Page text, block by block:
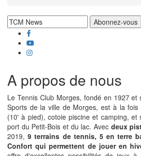
facebook
instagram
A propos de nous
Le Tennis Club Morges, fondé en 1927 et
Sports de la ville de Morges, est à la
(10' à pied), cotoie piscine et camping, et
port du Petit-Bois et du lac. Avec deux
2019,9 terrains de tennis, 5 en terre
Confort qui permettent de jouer en